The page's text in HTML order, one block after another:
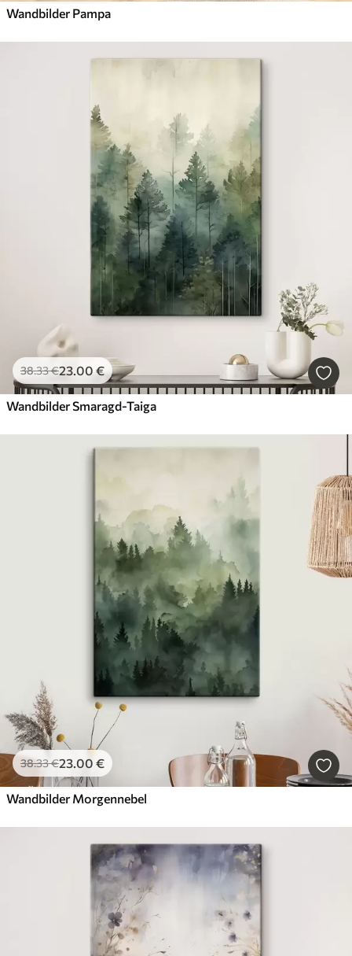
Wandbilder Pampa
38.33€23.00 €
Wandbilder Smaragd-Taiga
38.33€23.00 €
Wandbilder Morgennebel